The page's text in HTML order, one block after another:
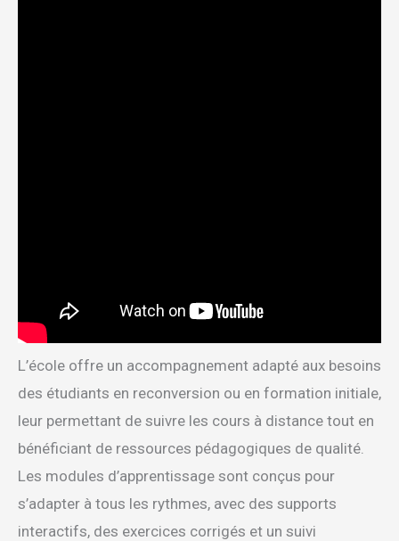
L’école offre un accompagnement adapté aux besoins
des étudiants en reconversion ou en formation initiale,
leur permettant de suivre les cours à distance tout en
bénéficiant de ressources pédagogiques de qualité.
Les modules d’apprentissage sont conçus pour
s’adapter à tous les rythmes, avec des supports
interactifs, des exercices corrigés et un suivi